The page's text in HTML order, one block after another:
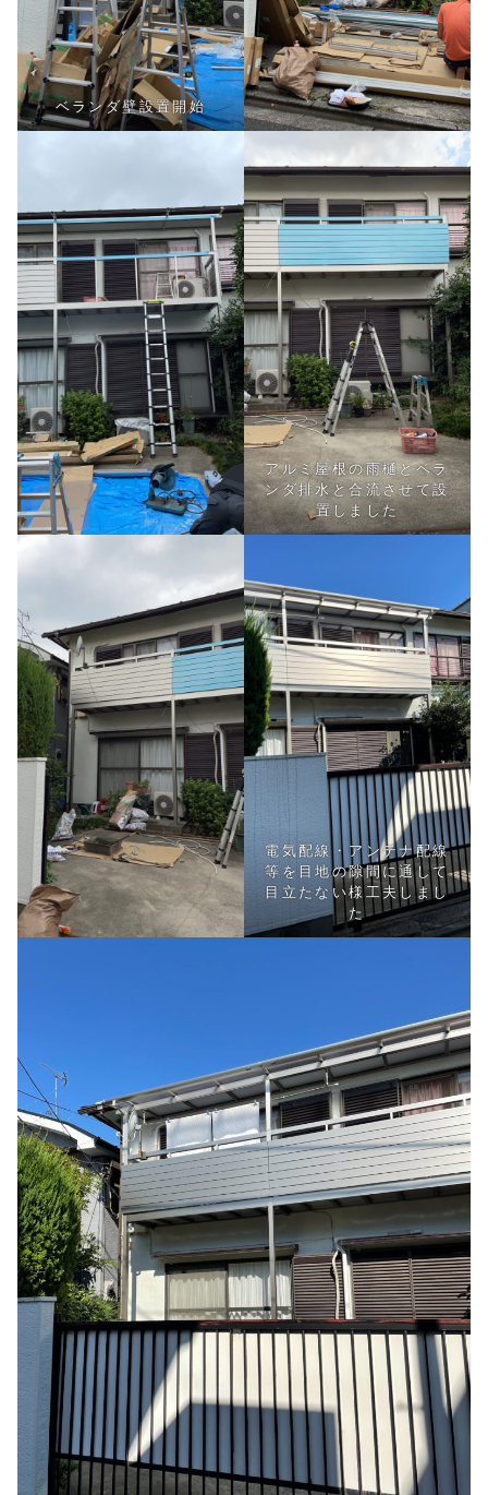
ベランダ壁設置開始
アルミ屋根の雨樋とベラ
ンダ排水と合流させて設
置しました
電気配線・アンテナ配線
等を目地の隙間に通して
目立たない様工夫しまし
た